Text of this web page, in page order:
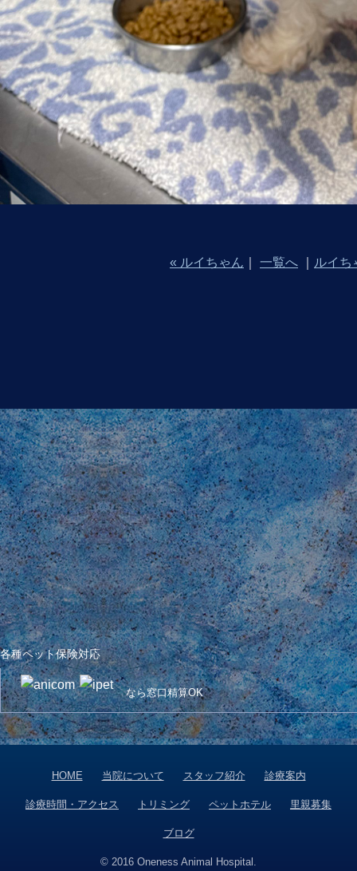
« ルイちゃん 一覧へ ルイち
各種ペット保険対応
なら窓口精算OK
HOME 当院について スタッフ紹介 診療案内
診療時間・アクセス トリミング ペットホテル 里親募集
ブログ
© 2016 Oneness Animal Hospital.